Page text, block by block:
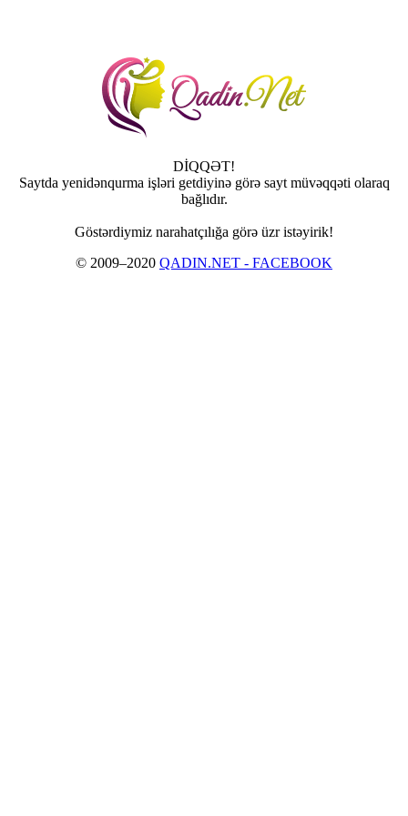
DİQQƏT!
Saytda yenidənqurma işləri getdiyinə görə sayt müvəqqəti olaraq
bağlıdır.
Göstərdiymiz narahatçılığa görə üzr istəyirik!
© 2009–2020 QADIN.NET - FACEBOOK